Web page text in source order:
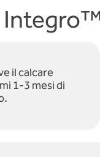
il calcare
1-3 mesi di